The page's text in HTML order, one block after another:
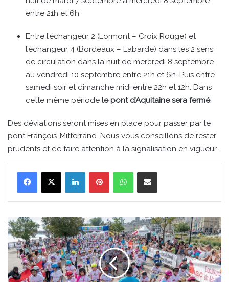
entre 21h et 6h.
Entre l’échangeur 2 (Lormont – Croix Rouge) et
l’échangeur 4 (Bordeaux – Labarde) dans les 2 sens
de circulation dans la nuit de mercredi 8 septembre
au vendredi 10 septembre entre 21h et 6h. Puis entre
samedi soir et dimanche midi entre 22h et 12h. Dans
cette même période le pont d’Aquitaine sera fermé.
Des déviations seront mises en place pour passer par le
pont François-Mitterrand. Nous vous conseillons de rester
prudents et de faire attention à la signalisation en vigueur.
LinkedinPinterestWhatsAppPartager par email
Une
nouvelle
édition
de
La